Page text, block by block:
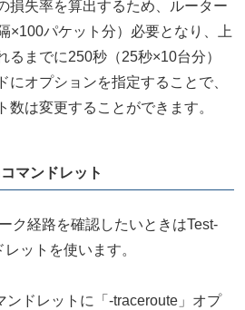
損失率を算出するため、ルーター
×100パケット分）必要となり、上
るまでに250秒（25秒×10台分）
にオプションを指定することで、
数は変更することができます。
マンドレット
ク経路を確認したいときはTest-
ットを使います。
ンドレットに「-traceroute」オプ